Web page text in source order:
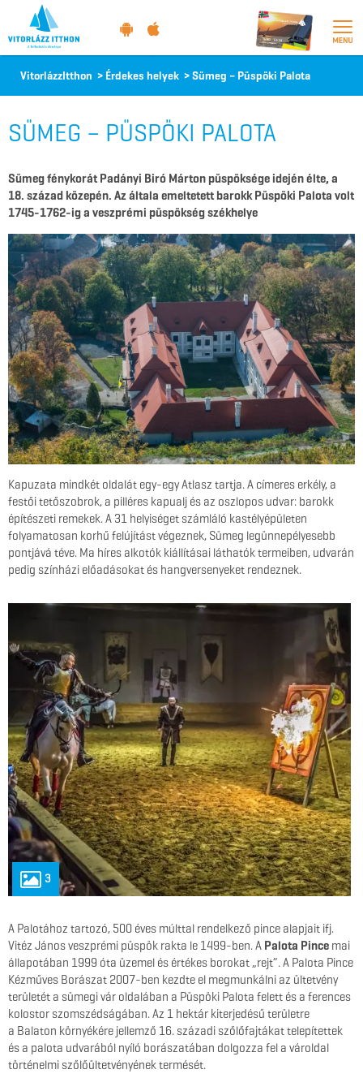
Vitorlázz
itthon
VitorlázzItthon > Érdekes helyek >Sümeg – Püspöki Palota
SÜMEG – PÜSPÖKI PALOTA
Sümeg fénykorát Padányi Biró Márton püspöksége idején élte, a
18. század közepén. Az általa emeltetett barokk Püspöki Palota volt
1745-1762-ig a veszprémi püspökség székhelye
Kapuzata mindkét oldalát egy-egy Atlasz tartja. A címeres erkély, a
festői tetőszobrok, a pilléres kapualj és az oszlopos udvar: barokk
építészeti remekek. A 31 helyiséget számláló kastélyépületen
folyamatosan korhű felújítást végeznek, Sümeg legünnepélyesebb
pontjává téve. Ma híres alkotók kiállításai láthatók termeiben, udvarán
pedig színházi előadásokat és hangversenyeket rendeznek.
3
A Palotához tartozó, 500 éves múlttal rendelkező pince alapjait ifj.
Vitéz János veszprémi püspök rakta le 1499-ben. A Palota Pince mai
állapotában 1999 óta üzemel és értékes borokat „rejt”. A Palota Pince
Kézműves Borászat 2007-ben kezdte el megmunkálni az ültetvény
területét a sümegi vár oldalában a Püspöki Palota felett és a ferences
kolostor szomszédságában. Az 1 hektár kiterjedésű területre
a Balaton környékére jellemző 16. századi szőlőfajtákat telepítettek
és a palota udvarából nyíló borászatában dolgozza fel a vároldal
történelmi szőlőültetvényének termését.